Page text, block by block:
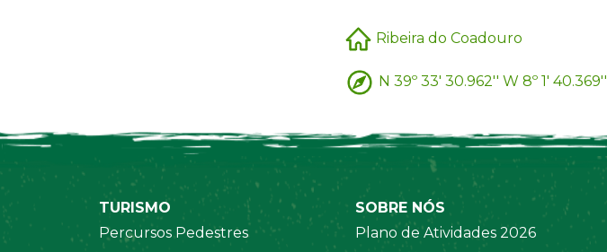
Ribeira do Coadouro
N 39º 33' 30.962'' W 8º 1' 40.369''
TURISMO
Percursos Pedestres
SOBRE NÓS
Plano de Atividades 2026